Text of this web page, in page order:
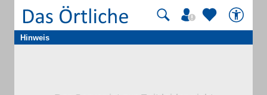
Hinweis